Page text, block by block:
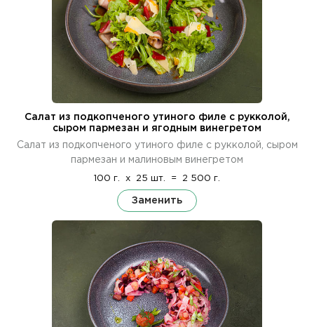
Салат из подкопченого утиного филе с рукколой,
сыром пармезан и ягодным винегретом
Салат из подкопченого утиного филе с рукколой, сыром
пармезан и малиновым винегретом
100 г. x 25 шт. = 2 500 г.
Заменить